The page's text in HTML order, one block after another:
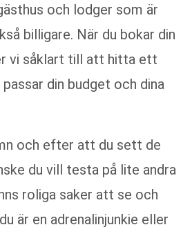
och lodger som är
billigare. När du bokar din
vi såklart till att hitta ett
din budget och dina
och efter att du sett de
du vill testa på lite andra
roliga saker att se och
är en adrenalinjunkie eller